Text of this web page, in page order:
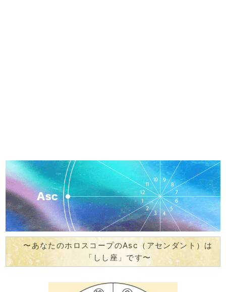
〜あなたのホロスコープのAsc（アセンダント）は
「しし座」です〜